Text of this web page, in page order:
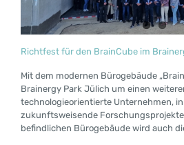
Richtfest für den BrainCube im
Mit dem modernen Bürogebäude
Brainergy Park Jülich um einen
technologieorientierte Unternehmen,
zukunftsweisende
befindlichen Bürogebäude wird auch